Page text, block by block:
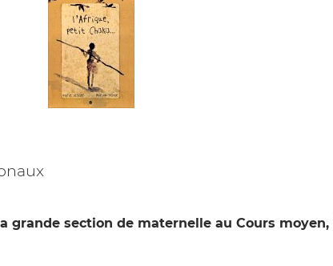
grande section de maternelle au Cours moyen,